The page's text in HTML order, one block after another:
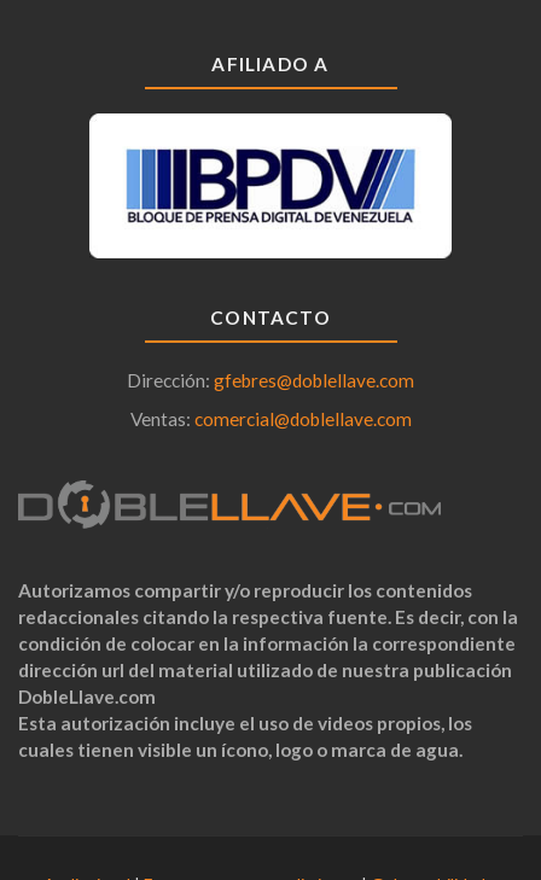
AFILIADO A
CONTACTO
Dirección: gfebres@doblellave.com
Ventas: comercial@doblellave.com
Autorizamos compartir y/o reproducir los contenidos
redaccionales citando la respectiva fuente. Es decir, con la
condición de colocar en la información la correspondiente
dirección url del material utilizado de nuestra publicación
DobleLlave.com
Esta autorización incluye el uso de videos propios, los
cuales tienen visible un ícono, logo o marca de agua.